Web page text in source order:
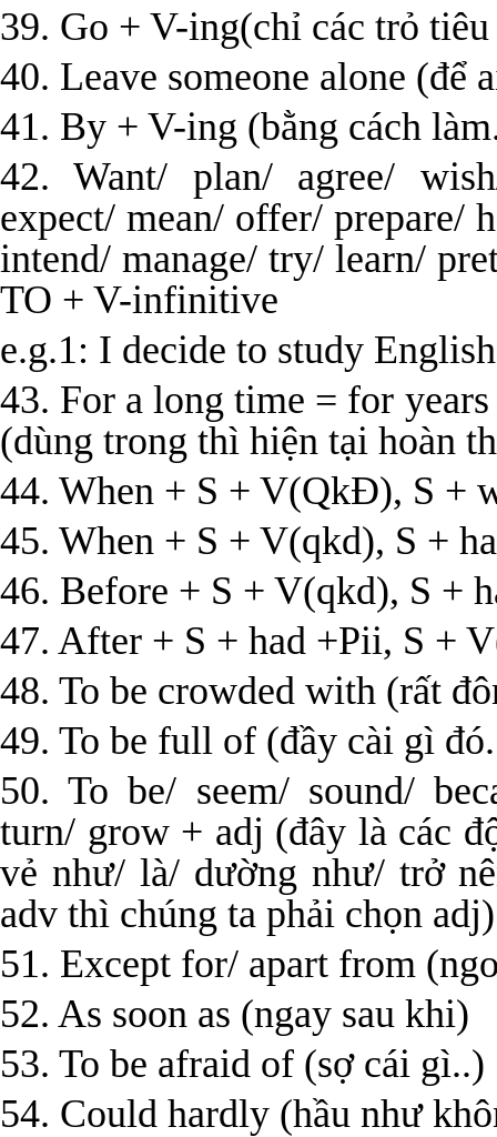
39. Go + V-ing(chỉ các trỏ
40. Leave someone alone (để
41. By + V-ing (bằng cách
42. Want/ plan/ agree/
expect/ mean/ offer/ prepare/
intend/ manage/ try/ learn/
TO + V-infinitive
e.g.1: I decide to study
43. For a long time = for
(dùng trong thì hiện tại hoàn
44. When + S + V(QkĐ), S +
45. When + S + V(qkd), S +
46. Before + S + V(qkd), S +
47. After + S + had +Pii, S +
48. To be crowded with (rất
49. To be full of (đầy cài gì
50. To be/ seem/ sound/
turn/ grow + adj (đây là các
vẻ như/ là/ dường như/ trở
adv thì chúng ta phải chọn adj)
51. Except for/ apart from
52. As soon as (ngay sau khi)
53. To be afraid of (sợ cái gì..)
54. Could hardly (hầu như